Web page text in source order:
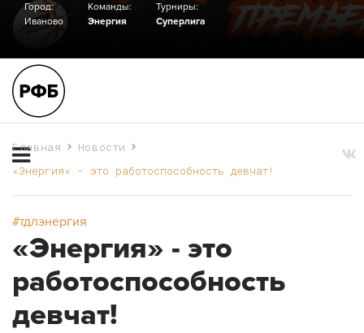
Город:
Иваново
Команды:
Энергия
Турниры:
Суперлига
Главная
Новости
«Энергия» - это работоспособность девчат!
#тдлэнергия
«Энергия» - это
работоспособность
девчат!